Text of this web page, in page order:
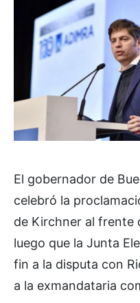
El gobernador de
celebró la
de Kirchner al frente
luego que la Junta
fin a la disputa con
a la exmandataria